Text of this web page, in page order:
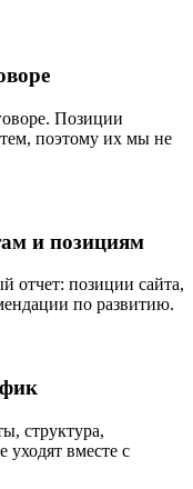
Позиции
поэтому их мы не
и позициям
отчет: позиции сайта,
по развитию.
структура,
уходят вместе с